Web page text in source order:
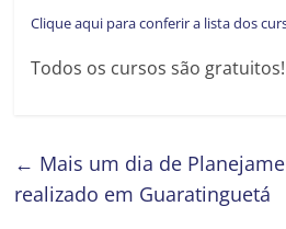
Clique aqui para conferir a lista dos
Todos os cursos são gratuitos!
← Mais um dia de
realizado em Guaratinguetá